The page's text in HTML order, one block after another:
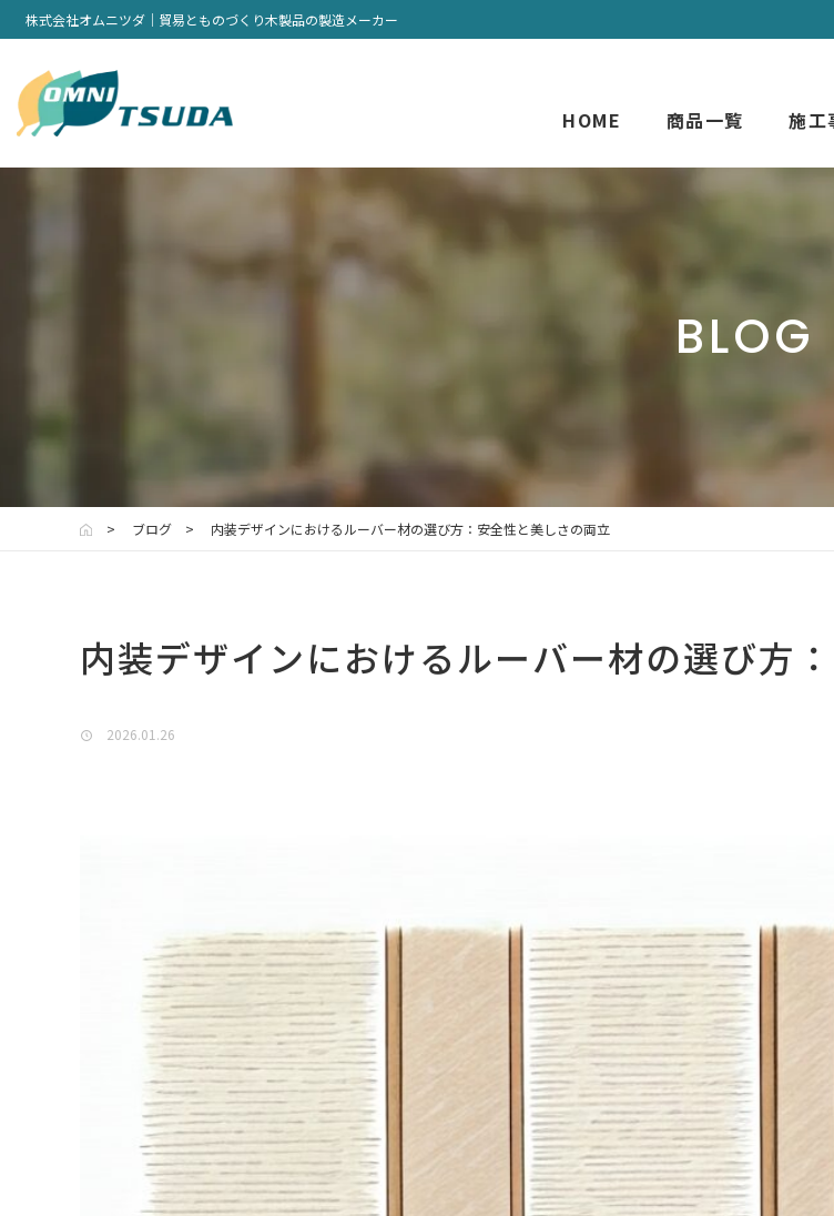
株式会社オムニツダ｜貿易とものづくり木製品の製造メーカー
HOME 商品一覧 施工
BLOG
ブログ 内装デザインにおけるルーバー材の選び方：安全性と美しさの両立
内装デザインにおけるルーバー材の選び方
2026.01.26